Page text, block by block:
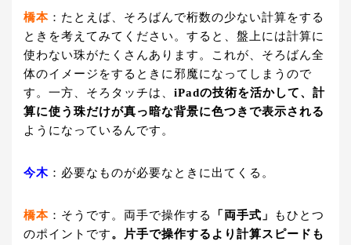
橋本 ：たとえば、そろばんで桁数の少ない計算をする
ときを考えてみてください。すると、盤上には計算に
使わない珠がたくさんあります。これが、そろばん全
体のイメージをするときに邪魔になってしまうので
す。一方、そろタッチは、 iPadの技術を活かして、計
算に使う珠だけが真っ暗な背景に色つきで表示される
ようになっているんです。
今木 ：必要なものが必要なときに出てくる。
橋本 ：そうです。両手で操作する 「両手式」
もひとつ
のポイントです。片手で操作するより計算スピードも